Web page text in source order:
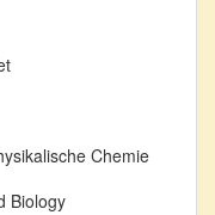
Chemie
Biology